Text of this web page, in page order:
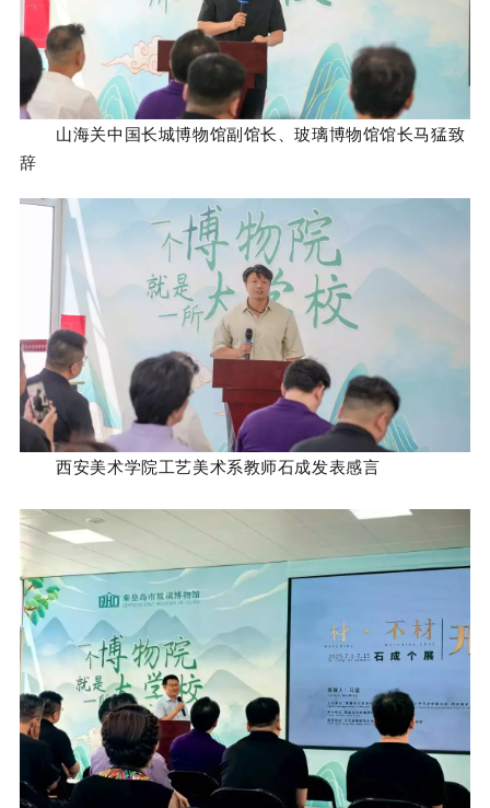
山海关中国长城博物馆副馆长、玻璃博物馆馆长马猛致
辞
西安美术学院工艺美术系教师石成发表感言